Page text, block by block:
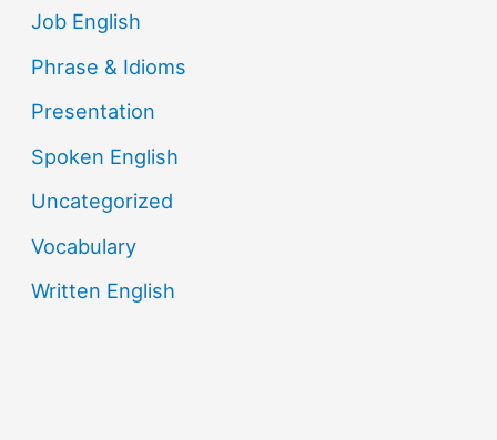
Job English
Phrase & Idioms
Presentation
Spoken English
Uncategorized
Vocabulary
Written English